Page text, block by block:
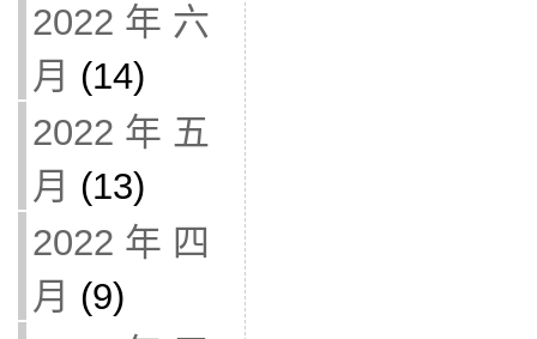
2022 年 六
月 (14)
2022 年 五
月 (13)
2022 年 四
月 (9)